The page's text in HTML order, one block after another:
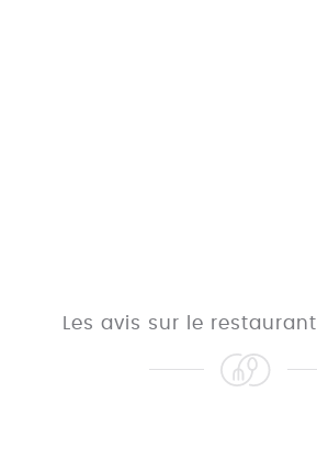
Les avis sur le restaurant